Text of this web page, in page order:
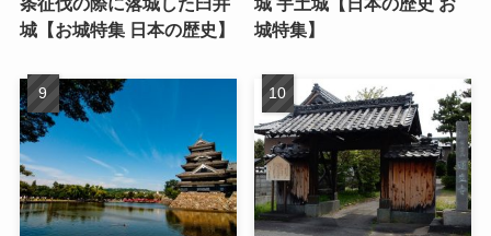
城【お城特集 日本の歴史】
城特集】